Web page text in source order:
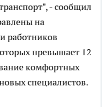
- сообщил
на
работников
превышает 12
комфортных
специалистов.